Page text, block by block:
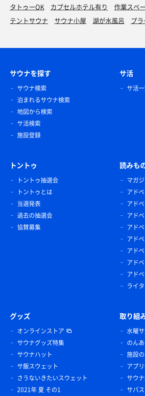
タトゥーOK
カプセルホテル有り
作業スペ
テントサウナ
サウナ小屋 湖が水風呂 プ
サウナを探す
サウナ検索
泊まれるサウナ検索
地図から検索
サ活検索
施設登録
サ活
サ活
トントゥ
トントゥ抽選会
トントゥとは
当選発表
過去の抽選会
協賛募集
読みも
マガ
アド
アド
アド
アド
アド
アド
アド
アド
ライ
グッズ
オンラインストア
サウナグッズ特集
サウナハット
サ飯スウェット
さうないきたいスウェット
2021年 夏 その1
取り組
水曜
のん
施設
アプ
サウ
サバ